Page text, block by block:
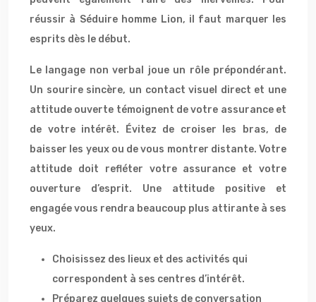
réussir à Séduire homme Lion, il faut marquer les
esprits dès le début.
Le langage non verbal joue un rôle prépondérant.
Un sourire sincère, un contact visuel direct et une
attitude ouverte témoignent de votre assurance et
de votre intérêt. Évitez de croiser les bras, de
baisser les yeux ou de vous montrer distante. Votre
attitude doit refléter votre assurance et votre
ouverture d’esprit. Une attitude positive et
engagée vous rendra beaucoup plus attirante à ses
yeux.
Choisissez des lieux et des activités qui
correspondent à ses centres d’intérêt.
Préparez quelques sujets de conversation